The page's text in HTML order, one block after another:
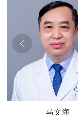
马文海